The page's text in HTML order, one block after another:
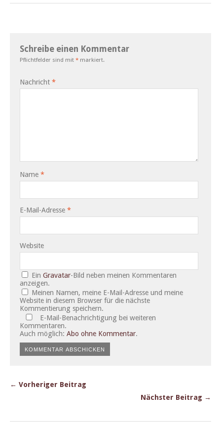
Schreibe einen Kommentar
Pflichtfelder sind mit * markiert.
Nachricht *
Name *
E-Mail-Adresse *
Website
EinGravatar-Bild neben meinen Kommentaren
anzeigen.
Meinen Namen, meine E-Mail-Adresse und meine
Website in diesem Browser für die nächste
Kommentierung speichern.
E-Mail-Benachrichtigung bei weiteren
Kommentaren.
Auch möglich: Abo ohne Kommentar.
← Vorheriger Beitrag
Nächster Beitrag →